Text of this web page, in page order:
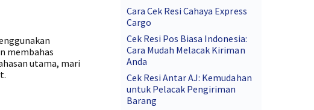
membahas
utama, mari
Cara Cek Resi Cahaya Express
Cargo
Cek Resi Pos Biasa Indonesia:
Cara Mudah Melacak Kiriman
Anda
Cek Resi Antar AJ: Kemudahan
untuk Pelacak Pengiriman
Barang